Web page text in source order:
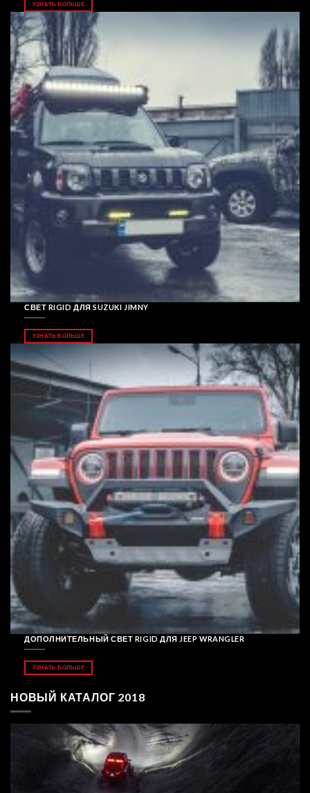
УЗНАТЬ БОЛЬШЕ
СВЕТ RIGID ДЛЯ SUZUKI JIMNY
УЗНАТЬ БОЛЬШЕ
ДОПОЛНИТЕЛЬНЫЙ СВЕТ RIGID ДЛЯ JEEP WRANGLER
УЗНАТЬ БОЛЬШЕ
НОВЫЙ КАТАЛОГ 2018